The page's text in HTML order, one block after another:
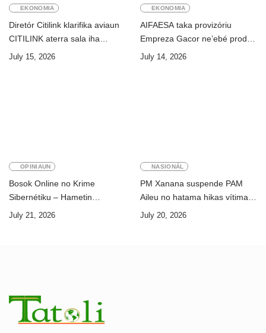
EKONOMIA
Diretór Citilink klarifika aviaun
CITILINK aterra sala iha
Aeroportu Komoro ne’e
July 15, 2026
EKONOMIA
AIFAESA taka provizóriu
Empreza Gacor ne’ebé prodús
“pentolan”
July 14, 2026
OPINIAUN
Bosok Online no Krime
Sibernétiku – Hametin
Seguransa Dijitál ba Futuru
July 21, 2026
NASIONÁL
PM Xanana suspende PAM
Aileu no hatama hikas vítima
AMA ba servisu
July 20, 2026